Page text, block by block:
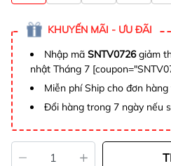
KHUYẾN MÃI - ƯU ĐÃI
Nhập mã SNTV0726giảm
nhật Tháng 7
Miễn phí Ship cho đơn
Đổi hàng trong 7 ngày nếu